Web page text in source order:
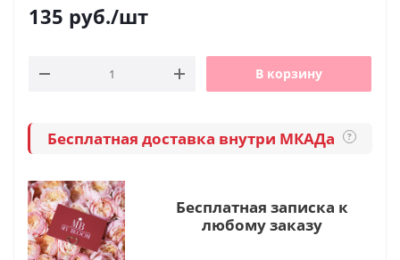
135 руб./шт
В корзину
Бесплатная доставка внутри МКАДа ?
Бесплатная записка к
любому заказу